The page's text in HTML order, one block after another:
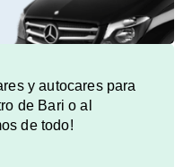
y autocares para
de Bari o al
de todo!